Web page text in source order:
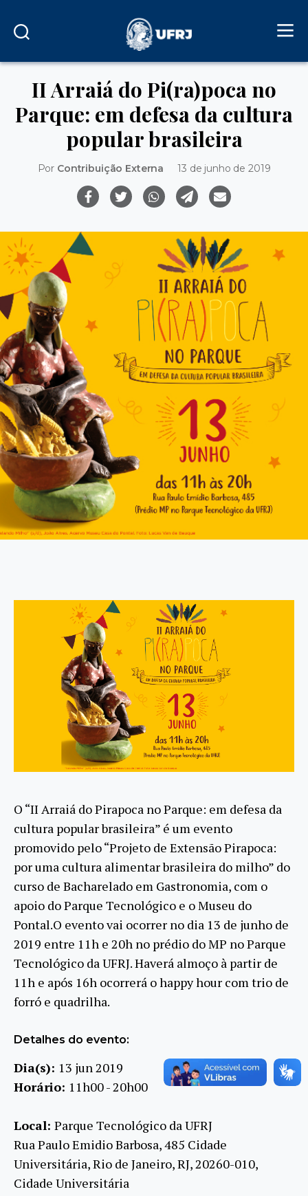
II Arraiá do Pi(ra)poca no
Parque: em defesa da cultura
popular brasileira
Por Contribuição Externa 13 de junho de 2019
O “II Arraiá do Pirapoca no Parque: em defesa da
cultura popular brasileira” é um evento
promovido pelo “Projeto de Extensão Pirapoca:
por uma cultura alimentar brasileira do milho” do
curso de Bacharelado em Gastronomia, com o
apoio do Parque Tecnológico e o Museu do
Pontal.O evento vai ocorrer no dia 13 de junho de
2019 entre 11h e 20h no prédio do MP no Parque
Tecnológico da UFRJ. Haverá almoço à partir de
11h e após 16h ocorrerá o happy hour com trio de
forró e quadrilha.
Detalhes do evento:
Dia(s): 13 jun 2019
Horário: 11h00 - 20h00
Local: Parque Tecnológico da UFRJ
Rua Paulo Emidio Barbosa, 485 Cidade
Universitária, Rio de Janeiro, RJ, 20260-010,
Cidade Universitária